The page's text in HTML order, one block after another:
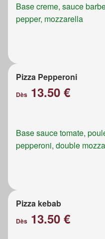
Base creme, sauce
pepper, mozzarella
Pizza Pepperoni
Dès 13.50 €
Base sauce tomate,
pepperoni, double
Pizza kebab
Dès 13.50 €